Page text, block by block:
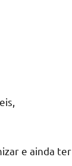
e ainda ter